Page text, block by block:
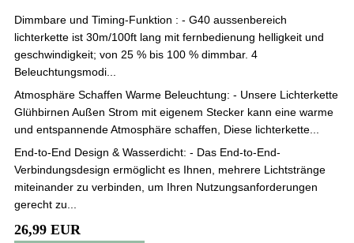
Dimmbare und Timing-Funktion : - G40 aussenbereich
lichterkette ist 30m/100ft lang mit fernbedienung helligkeit und
geschwindigkeit; von 25 % bis 100 % dimmbar. 4
Beleuchtungsmodi...
Atmosphäre Schaffen Warme Beleuchtung: - Unsere Lichterkette
Glühbirnen Außen Strom mit eigenem Stecker kann eine warme
und entspannende Atmosphäre schaffen, Diese lichterkette...
End-to-End Design & Wasserdicht: - Das End-to-End-
Verbindungsdesign ermöglicht es Ihnen, mehrere Lichtstränge
miteinander zu verbinden, um Ihren Nutzungsanforderungen
gerecht zu...
26,99 EUR